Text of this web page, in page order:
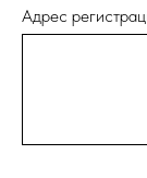
Адрес